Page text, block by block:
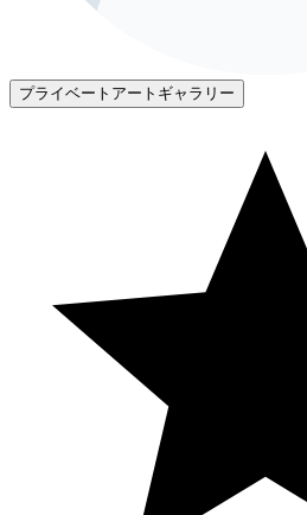
プライベートアートギャラリー